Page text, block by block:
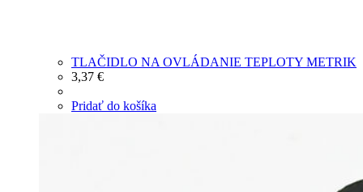
TLAČIDLO NA OVLÁDANIE TEPLOTY METRIK
3,37 €
Pridať do košíka